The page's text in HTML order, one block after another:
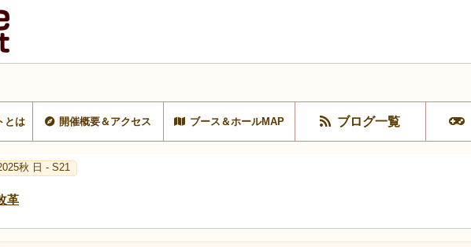
とは 開催概要＆アクセス ブース＆ホールMAP ブログ一覧
秋 日 - S21
革